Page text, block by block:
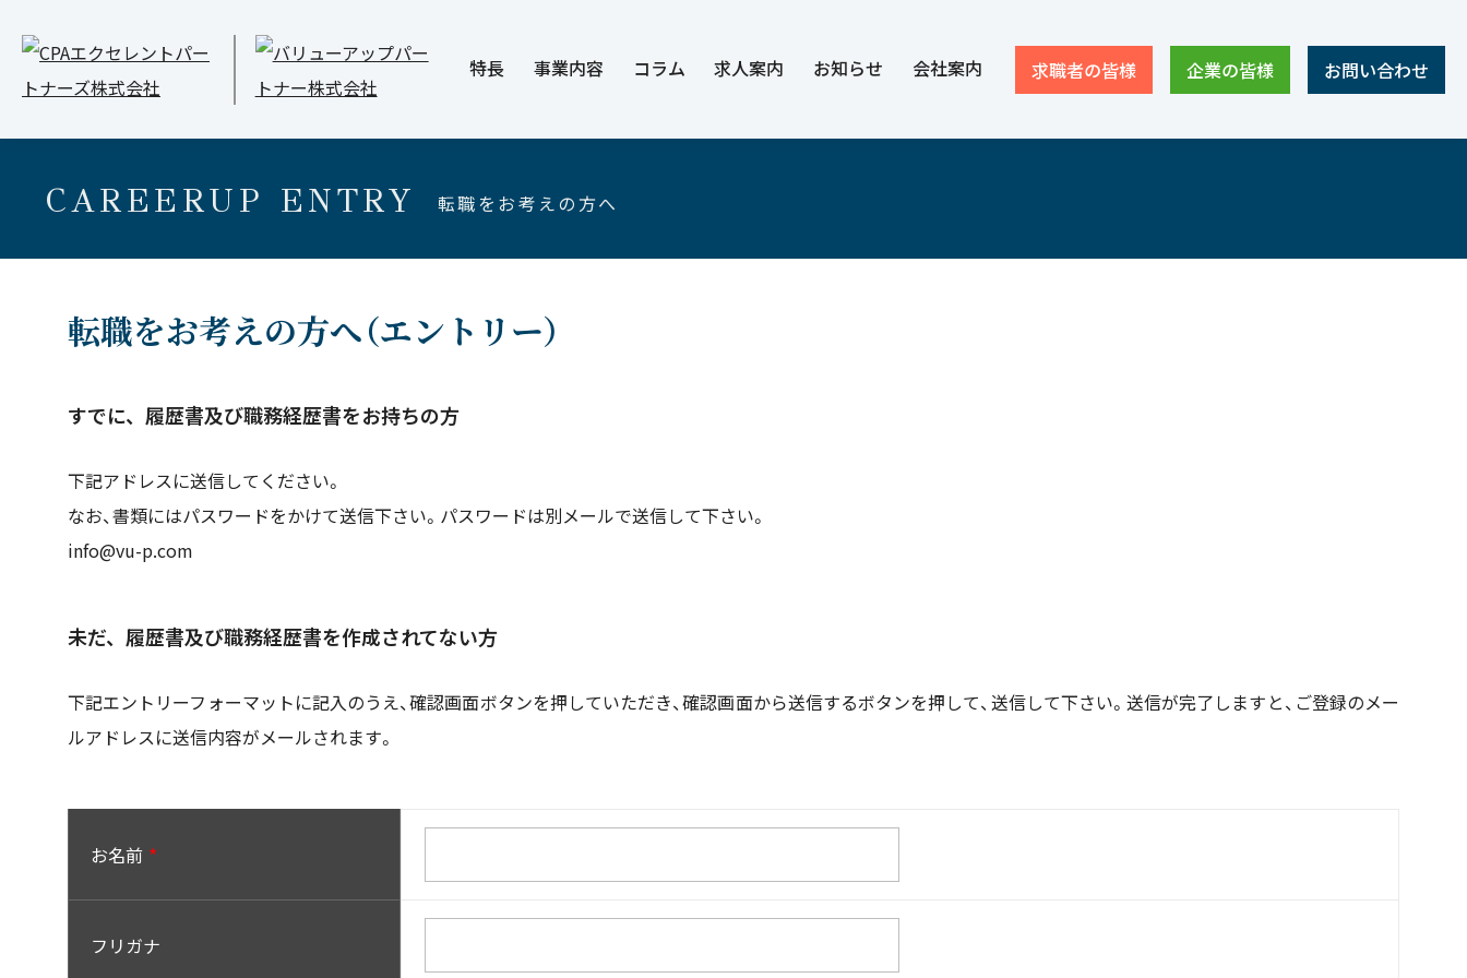
特長 事業内容 コラム 求人案内 お知らせ 会社案内 求職者の皆様 企業の皆様 お問い合わせ
CAREERUP ENTRY 転職をお考えの方へ
転職をお考えの方へ（エントリー）
すでに、履歴書及び職務経歴書をお持ちの方
下記アドレスに送信してください。
なお、書類にはパスワードをかけて送信下さい。パスワードは別メールで送信して下さい。
info@vu-p.com
未だ、履歴書及び職務経歴書を作成されてない方
下記エントリーフォーマットに記入のうえ、確認画面ボタンを押していただき、確認画面から送信するボタンを押して、送信して下さい。送信が完了しますと、ご登録のメー
ルアドレスに送信内容がメールされます。
お名前
フリガナ